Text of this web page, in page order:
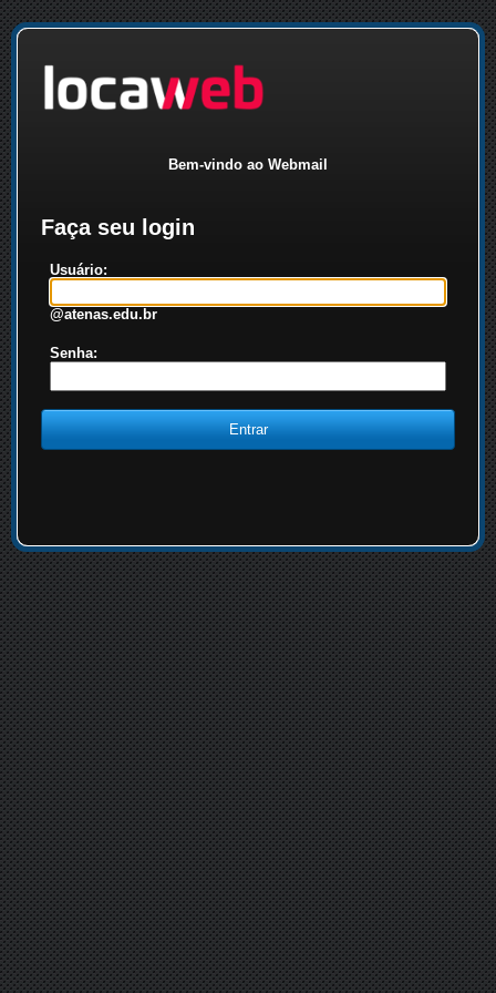
Bem-vindo ao Webmail
Faça seu login
Usuário:
@atenas.edu.br
Senha: